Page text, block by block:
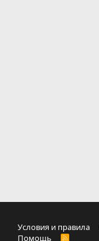
Условия и правила
Помощь
R